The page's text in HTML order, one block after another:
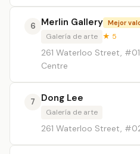
6 Merlin Gallery Mejor
Galería de arte ★ 5
261 Waterloo Street,
Centre
7 Dong Lee
Galería de arte
261 Waterloo Street,